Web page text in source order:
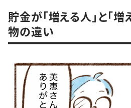
貯金が「増える人」と「
物の違い